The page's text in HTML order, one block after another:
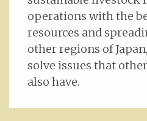
operations with the
resources and
other regions of
solve issues that
also have.